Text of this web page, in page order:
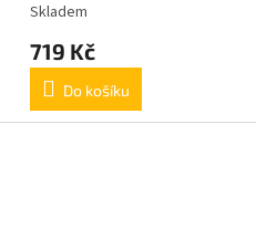
Skladem
719 Kč
Do košíku